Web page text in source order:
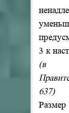
3 к
(в
637)